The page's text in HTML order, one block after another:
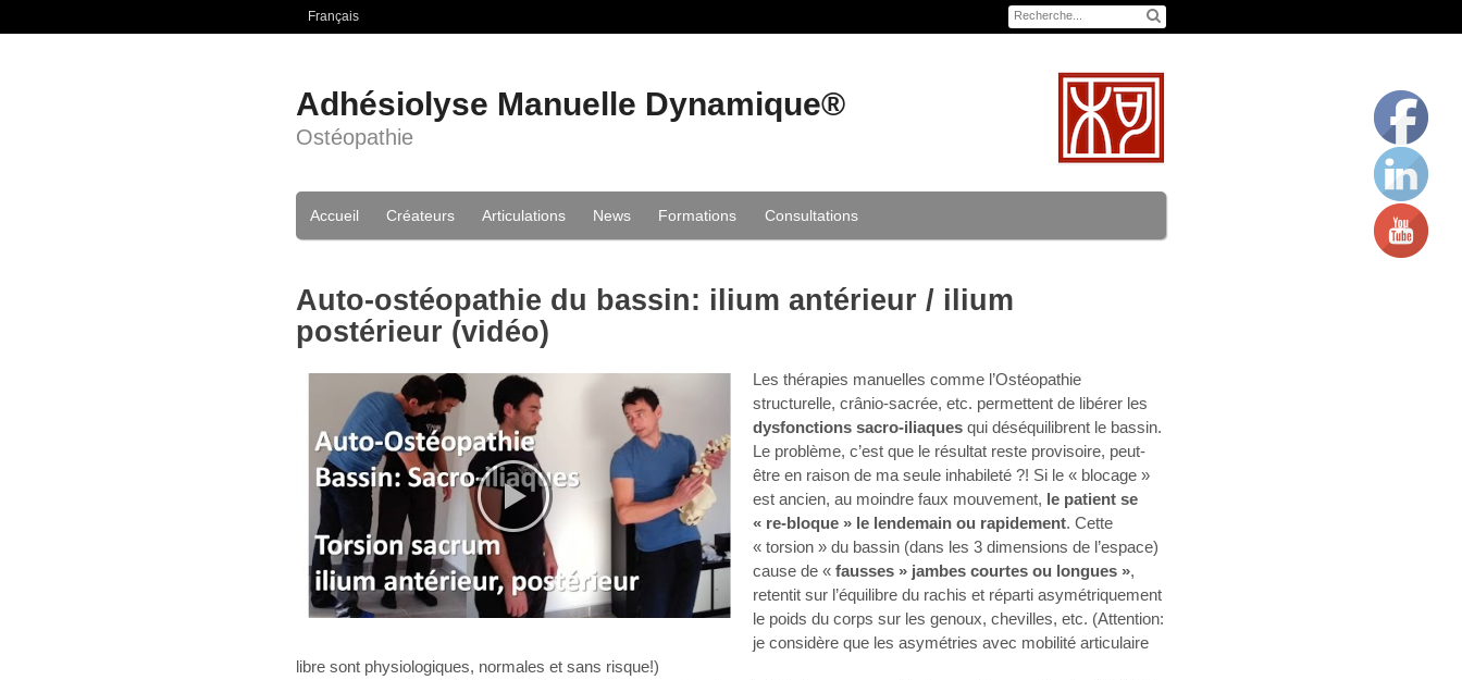
Français
Adhésiolyse Manuelle Dynamique®
Ostéopathie
Accueil Créateurs Articulations News Formations Consultations
Auto-ostéopathie du bassin: ilium antérieur / ilium
postérieur (vidéo)
Les thérapies manuelles comme l’Ostéopathie
structurelle, crânio-sacrée, etc. permettent de libérer les
dysfonctions sacro-iliaques qui déséquilibrent le bassin.
Le problème, c’est que le résultat reste provisoire, peut-
être en raison de ma seule inhabileté ?! Si le « blocage »
est ancien, au moindre faux mouvement, le patient se
« re-bloque » le lendemain ou rapidement. Cette
« torsion » du bassin (dans les 3 dimensions de l’espace)
cause de « fausses » jambes courtes ou longues »,
retentit sur l’équilibre du rachis et réparti asymétriquement
le poids du corps sur les genoux, chevilles, etc. (Attention:
je considère que les asymétries avec mobilité articulaire
libre sont physiologiques, normales et sans risque!)